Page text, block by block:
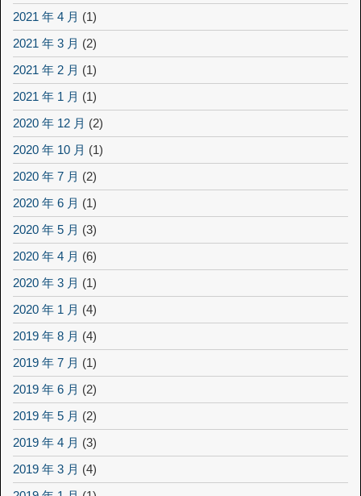
2021 年 4 月 (1)
2021 年 3 月 (2)
2021 年 2 月 (1)
2021 年 1 月 (1)
2020 年 12 月 (2)
2020 年 10 月 (1)
2020 年 7 月 (2)
2020 年 6 月 (1)
2020 年 5 月 (3)
2020 年 4 月 (6)
2020 年 3 月 (1)
2020 年 1 月 (4)
2019 年 8 月 (4)
2019 年 7 月 (1)
2019 年 6 月 (2)
2019 年 5 月 (2)
2019 年 4 月 (3)
2019 年 3 月 (4)